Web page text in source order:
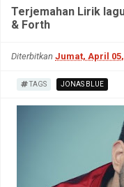
Terjemahan Lirik
& Forth
Diterbitkan Jumat, April 05,
TAGS JONAS BLUE